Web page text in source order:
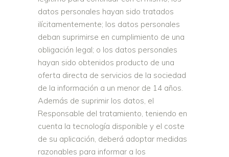
datos personales hayan sido tratados
ilícitamentemente; los datos personales
deban suprimirse en cumplimiento de una
obligación legal; o los datos personales
hayan sido obtenidos producto de una
oferta directa de servicios de la sociedad
de la información a un menor de 14 años.
Además de suprimir los datos, el
Responsable del tratamiento, teniendo en
cuenta la tecnología disponible y el coste
de su aplicación, deberá adoptar medidas
razonables para informar a los